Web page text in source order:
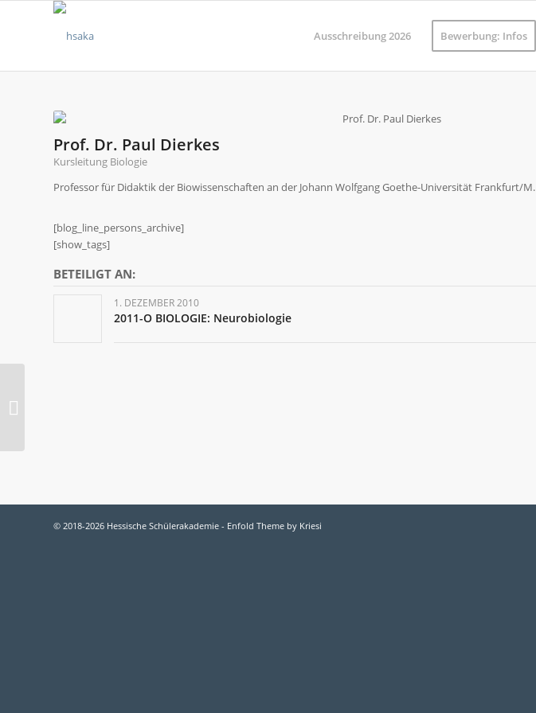
Ausschreibung 2026 Bewerbung: Infos
Prof. Dr. Paul Dierkes
Kursleitung Biologie
Professor für Didaktik der Biowissenschaften an der Johann Wolfgang Goethe-Universität Frankfurt/M.
[blog_line_persons_archive]
[show_tags]
BETEILIGT AN:
1. DEZEMBER 2010
2011-O BIOLOGIE: Neurobiologie
© 2018-2026 Hessische Schülerakademie - Enfold Theme by Kriesi